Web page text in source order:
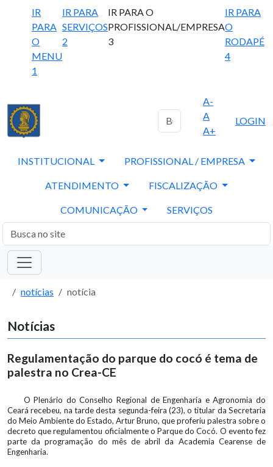
IR
PARA
O
MENU
1
IR PARA
SERVIÇOS
2
IR PARA O
PROFISSIONAL/EMPRESA
3
IR PARA
O
RODAPÉ
4
A-
A
A+
LOGIN
INSTITUCIONAL PROFISSIONAL / EMPRESA
ATENDIMENTO FISCALIZAÇÃO
COMUNICAÇÃO SERVIÇOS
notícias notícia
Notícias
Regulamentação do parque do cocó é tema de
palestra no Crea-CE
O Plenário do Conselho Regional de Engenharia e Agronomia do
Ceará recebeu, na tarde desta segunda-feira (23), o titular da Secretaria
do Meio Ambiente do Estado, Artur Bruno, que proferiu palestra sobre o
decreto que regulamentou oficialmente o Parque do Cocó. O evento fez
parte da programação do mês de abril da Academia Cearense de
Engenharia.